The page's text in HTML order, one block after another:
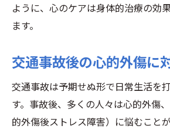
ように、心のケアは身体的治療の効
ます。
交通事故後の心的外傷に
交通事故は予期せぬ形で日常生活を
す。事故後、多くの人々は心的外傷
的外傷後ストレス障害）に悩むこと